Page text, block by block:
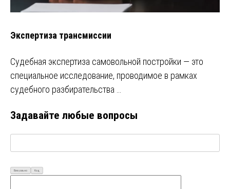
Экспертиза трансмиссии
Судебная экспертиза самовольной постройки — это
специальное исследование, проводимое в рамках
судебного разбирательства …
Задавайте любые вопросы
Визуально Код